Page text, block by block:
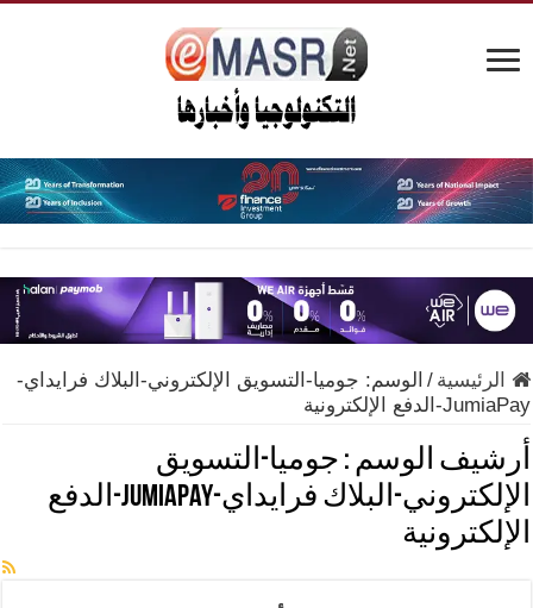
الرئيسية / الوسم: جوميا-التسويق الإلكتروني-البلاك فرايداي-
JumiaPay-الدفع الإلكترونية
أرشيف الوسم : جوميا-التسويق
الإلكتروني-البلاك فرايداي-JumiaPay-الدفع
الإلكترونية